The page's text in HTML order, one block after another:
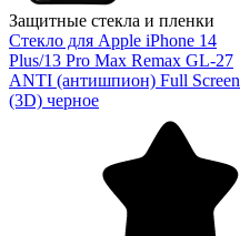
Защитные стекла и пленки
Стекло для Apple iPhone 14
Plus/13 Pro Max Remax GL-27
ANTI (антишпион) Full Screen
(3D) черное